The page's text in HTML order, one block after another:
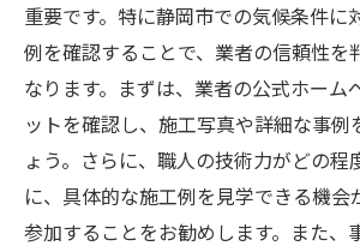
重要です。特に静岡市での気候条件に
例を確認することで、業者の信頼性を
なります。まずは、業者の公式ホーム
ットを確認し、施工写真や詳細な事例
ょう。さらに、職人の技術力がどの程
に、具体的な施工例を見学できる機会
参加することをお勧めします。また、